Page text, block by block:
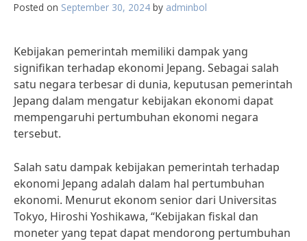
Posted on September 30, 2024 by adminbol
Kebijakan pemerintah memiliki dampak yang
signifikan terhadap ekonomi Jepang. Sebagai salah
satu negara terbesar di dunia, keputusan pemerintah
Jepang dalam mengatur kebijakan ekonomi dapat
mempengaruhi pertumbuhan ekonomi negara
tersebut.
Salah satu dampak kebijakan pemerintah terhadap
ekonomi Jepang adalah dalam hal pertumbuhan
ekonomi. Menurut ekonom senior dari Universitas
Tokyo, Hiroshi Yoshikawa, “Kebijakan fiskal dan
moneter yang tepat dapat mendorong pertumbuhan